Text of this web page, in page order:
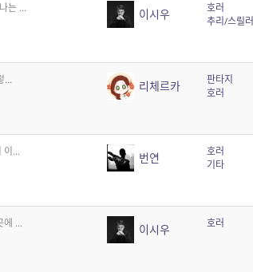
는 ... 이시우
호러
추리/스릴러
... 리체르카
판타지
호러
이... 번연
호러
기타
에 ... 이시우 호러